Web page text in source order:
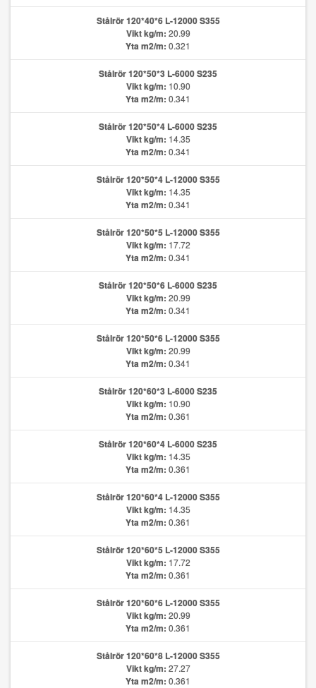
Stålrör 120*40*6 L-12000 S355
Vikt kg/m: 20.99
Yta m2/m: 0.321
Stålrör 120*50*3 L-6000 S235
Vikt kg/m: 10.90
Yta m2/m: 0.341
Stålrör 120*50*4 L-6000 S235
Vikt kg/m: 14.35
Yta m2/m: 0.341
Stålrör 120*50*4 L-12000 S355
Vikt kg/m: 14.35
Yta m2/m: 0.341
Stålrör 120*50*5 L-12000 S355
Vikt kg/m: 17.72
Yta m2/m: 0.341
Stålrör 120*50*6 L-6000 S235
Vikt kg/m: 20.99
Yta m2/m: 0.341
Stålrör 120*50*6 L-12000 S355
Vikt kg/m: 20.99
Yta m2/m: 0.341
Stålrör 120*60*3 L-6000 S235
Vikt kg/m: 10.90
Yta m2/m: 0.361
Stålrör 120*60*4 L-6000 S235
Vikt kg/m: 14.35
Yta m2/m: 0.361
Stålrör 120*60*4 L-12000 S355
Vikt kg/m: 14.35
Yta m2/m: 0.361
Stålrör 120*60*5 L-12000 S355
Vikt kg/m: 17.72
Yta m2/m: 0.361
Stålrör 120*60*6 L-12000 S355
Vikt kg/m: 20.99
Yta m2/m: 0.361
Stålrör 120*60*8 L-12000 S355
Vikt kg/m: 27.27
Yta m2/m: 0.361